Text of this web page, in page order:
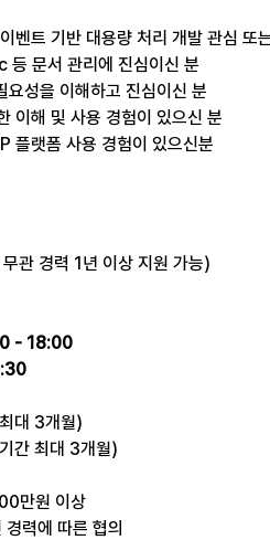
트 기반 대용량 처리 개발 관심 또
문서 관리에 진심이신 분
성을 이해하고 진심이신 분
이해 및 사용 경험이 있으신 분
플랫폼 사용 경험이 있으신분
관 경력 1년 이상 지원 가능)
- 18:00
대 3개월)
간 최대 3개월)
만원 이상
력에 따른 협의